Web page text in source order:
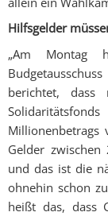
Hilfsgelder
„Am Montag
berichtet,
Gelder
und das ist die
ohnehin schon
heißt das, dass